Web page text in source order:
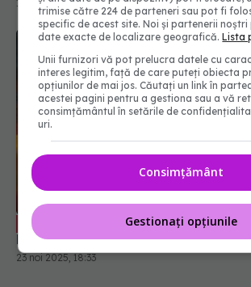
14 ian 2025, 11:31
EXCLUSIV
Lygia Alexandrescu: Curăță
23 noi 2025, 18:33
trimise către 224 de parteneri sau pot fi
specific de acest site. Noi și partenerii
date exacte de localizare geografică.Lista
Unii furnizori vă pot prelucra datele cu
interes legitim, față de care puteți obiecta
opțiunilor de mai jos. Căutați un link în
acestei pagini pentru a gestiona sau a vă
consimțământul în setările de
uri.
Consimțământ
Gestionați opțiunile